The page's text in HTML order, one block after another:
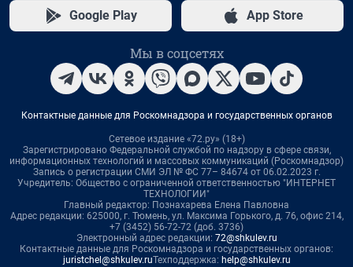
Google Play App Store
Мы в соцсетях
Контактные данные для Роскомнадзора и государственных органов
Сетевое издание «72.ру» (18+)
Зарегистрировано Федеральной службой по надзору в сфере связи,
информационных технологий и массовых коммуникаций (Роскомнадзор)
Запись о регистрации СМИ ЭЛ № ФС 77– 84674 от 06.02.2023 г.
Учредитель: Общество с ограниченной ответственностью "ИНТЕРНЕТ
ТЕХНОЛОГИИ"
Главный редактор: Познахарева Елена Павловна
Адрес редакции: 625000, г. Тюмень, ул. Максима Горького, д. 76, офис 214,
+7 (3452) 56-72-72 (доб. 3736)
Электронный адрес редакции: 72@shkulev.ru
Контактные данные для Роскомнадзора и государственных органов:
juristchel@shkulev.ruТехподдержка: help@shkulev.ru